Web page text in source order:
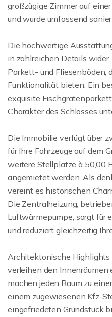
großzügige Zimmer auf
und wurde umfassend
Die hochwertige
in zahlreichen Details
Parkett- und Fliesenböden,
Funktionalität bieten. Ein
exquisite
Charakter des Schlosses
Die Immobilie verfügt über
für Ihre Fahrzeuge auf dem
weitere Stellplätze à 50,00
angemietet werden. Als
vereint es historischen
Die Zentralheizung,
Luftwärmepumpe, sorgt für
und reduziert gleichzeitig
Architektonische
verleihen den Innenräumen
machen jeden Raum zu
einem zugewiesenen Kfz-
eingefriedeten Grundstück